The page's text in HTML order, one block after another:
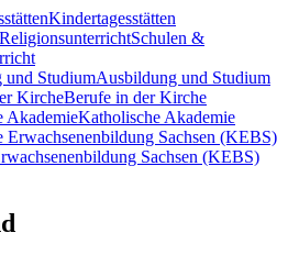
Kindertagesstätten
Schulen &
Ausbildung und Studium
Berufe in der Kirche
Katholische Akademie
Sachsen (KEBS)